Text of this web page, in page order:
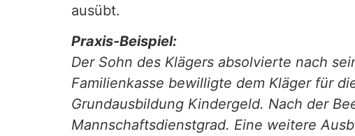
ausübt.
Praxis-Beispiel:
Der Sohn des Klägers absolvierte nach
Familienkasse bewilligte dem Kläger für
Grundausbildung Kindergeld. Nach der
Mannschaftsdienstgrad. Eine weitere